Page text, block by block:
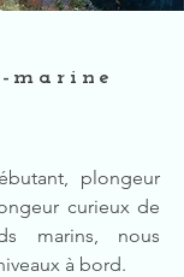
marine
plongeur
curieux de
marins, nous
à bord.